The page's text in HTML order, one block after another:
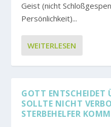
Geist (nicht
Persönlichkeit)...
WEITERLESEN
GOTT ENTSCHEIDET
SOLLTE NICHT
STERBEHELFER